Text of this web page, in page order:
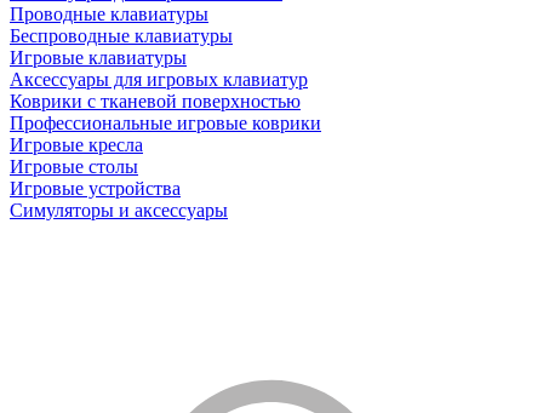
Проводные клавиатуры
Беспроводные клавиатуры
Игровые клавиатуры
Аксессуары для игровых клавиатур
Коврики с тканевой поверхностью
Профессиональные игровые коврики
Игровые кресла
Игровые столы
Игровые устройства
Симуляторы и аксессуары